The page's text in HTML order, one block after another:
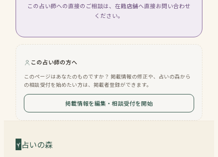
この占い師への直接のご相談は、在籍店舗へ直接お問い合わせ
ください。
この占い師の方へ
このページはあなたのものですか？ 掲載情報の修正や、占いの森から
の相談受付を始めたい方は、掲載者登録ができます。
掲載情報を編集・相談受付を開始
占いの森